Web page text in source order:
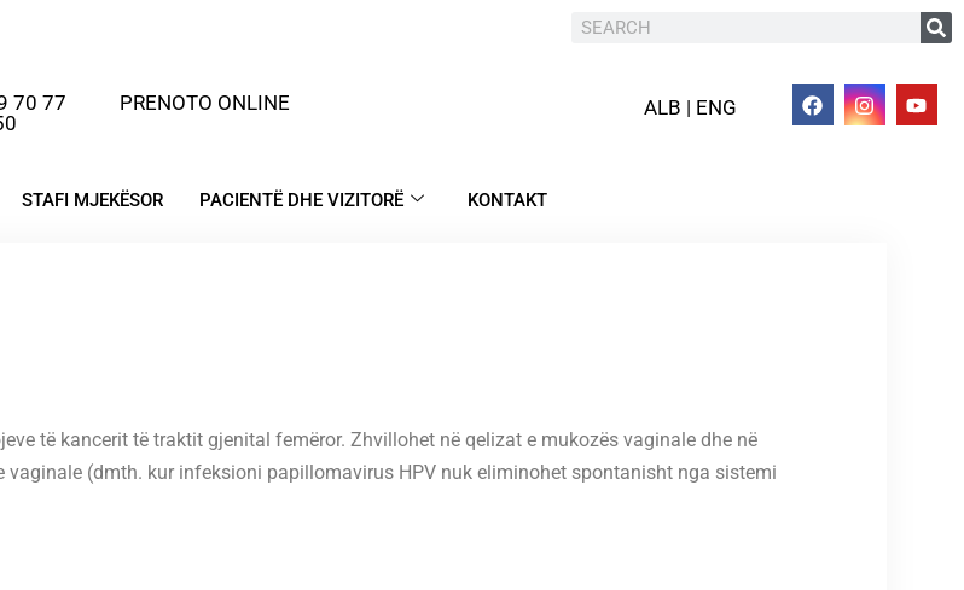
70 77
PRENOTO ONLINE ALB | ENG
STAFI MJEKËSOR PACIENTË DHE VIZITORË KONTAKT
të kancerit të traktit gjenital femëror. Zhvillohet në qelizat e mukozës vaginale dhe në
(dmth. kur infeksioni papillomavirus HPV nuk eliminohet spontanisht nga sistemi